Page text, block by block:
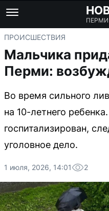
ПЕРМИ
ПРОИСШЕСТВИЯ
Мальчика
Перми:
Во время сильного
на 10-летнего
госпитализирован,
уголовное дело.
1 июля, 2026, 14:01 2